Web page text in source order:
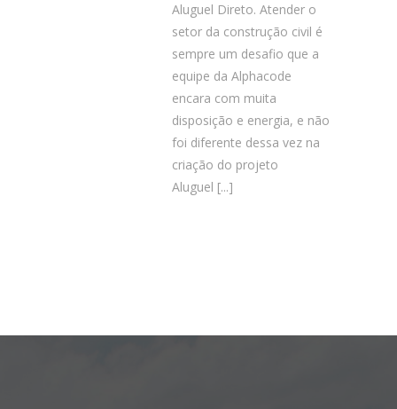
Aluguel Direto. Atender o
setor da construção civil é
sempre um desafio que a
equipe da Alphacode
encara com muita
disposição e energia, e não
foi diferente dessa vez na
criação do projeto
Aluguel [...]